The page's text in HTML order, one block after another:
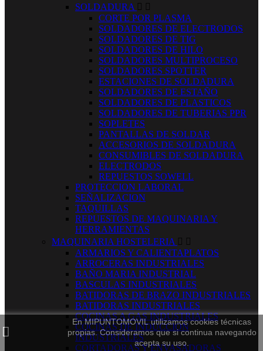
En MIPUNTOMOVIL utilizamos cookies técnicas
propias. Consideramos que si continua navegando
acepta su uso.
SOLDADURA  
CORTE POR PLASMA
SOLDADORES DE ELECTRODOS
SOLDADORES DE TIG
SOLDADORES DE HILO
SOLDADORES MULTIPROCESO
SOLDADORES SPOTTER
ESTACIONES DE SOLDADURA
SOLDADORES DE ESTAÑO
SOLDADORES DE PLASTICOS
SOLDADORES DE TUBERIAS PPR
SOPLETES
PANTALLAS DE SOLDAR
ACCESORIOS DE SOLDADURA
CONSUMIBLES DE SOLDADURA
ELECTRODOS
REPUESTOS SOWELL
PROTECCION LABORAL
SEÑALIZACION
TAQUILLAS
REPUESTOS DE MAQUINARIA Y
HERRAMIENTAS
MAQUINARIA HOSTELERIA  
ARMARIOS Y CALIENTAPLATOS
ARROCERAS INDUSTRIALES
BAÑO MARIA INDUSTRIAL
BASCULAS INDUSTRIALES
BATIDORAS DE BRAZO INDUSTRIALES
BATIDORAS INDUSTRIALES
COCINAS A GAS INDUSTRIALES
COCINAS DE INDUCCION
INDUSTRIALES
CORTADORAS Y ENVASADORAS